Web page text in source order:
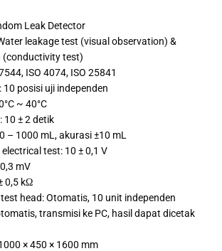
Leak Detector
leakage test (visual observation) &
(conductivity test)
ISO 4074, ISO 25841
posisi uji independen
~ 40°C
10 ± 2 detik
– 1000 mL, akurasi ±10 mL
test: 10 ± 0,1 V
mV
0,5 kΩ
head: Otomatis, 10 unit independen
transmisi ke PC, hasil dapat dicetak
× 450 × 1600 mm